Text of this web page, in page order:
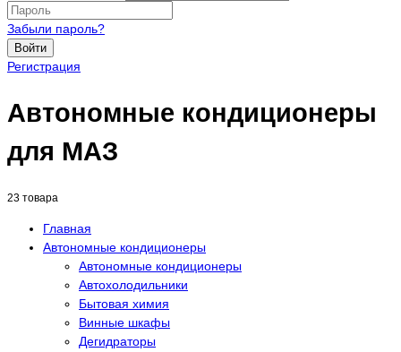
Забыли пароль?
Войти
Регистрация
Автономные кондиционеры
для МАЗ
23 товара
Главная
Автономные кондиционеры
Автономные кондиционеры
Автохолодильники
Бытовая химия
Винные шкафы
Дегидраторы